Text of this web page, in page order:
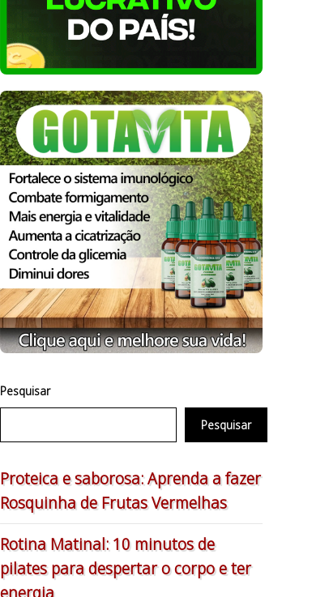
Pesquisar
Pesquisar
Proteica e saborosa: Aprenda a fazer
Rosquinha de Frutas Vermelhas
Rotina Matinal: 10 minutos de
pilates para despertar o corpo e ter